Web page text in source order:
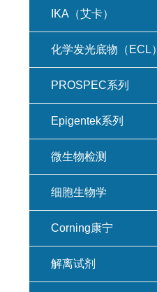
IKA（艾卡）
化学发光底物（ECL）
PROSPEC系列
Epigentek系列
微生物检测
细胞生物学
Corning康宁
解离试剂